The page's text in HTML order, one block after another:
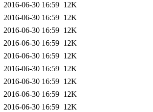
2016-06-30 16:59 12K
2016-06-30 16:59 12K
2016-06-30 16:59 12K
2016-06-30 16:59 12K
2016-06-30 16:59 12K
2016-06-30 16:59 12K
2016-06-30 16:59 12K
2016-06-30 16:59 12K
2016-06-30 16:59 12K